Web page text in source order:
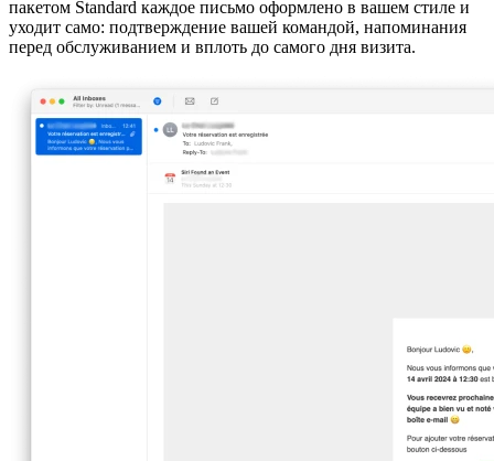
пакетом Standard каждое письмо оформлено в вашем стиле и
уходит само: подтверждение вашей командой, напоминания
перед обслуживанием и вплоть до самого дня визита.